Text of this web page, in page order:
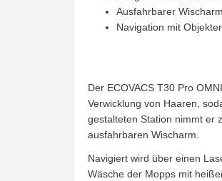
Ausfahrbarer Wischarm
Navigation mit
Der ECOVACS T30 Pro
Verwicklung von Haaren,
gestalteten Station nimmt er
ausfahrbaren Wischarm.
Navigiert wird über einen
Wäsche der Mopps mit